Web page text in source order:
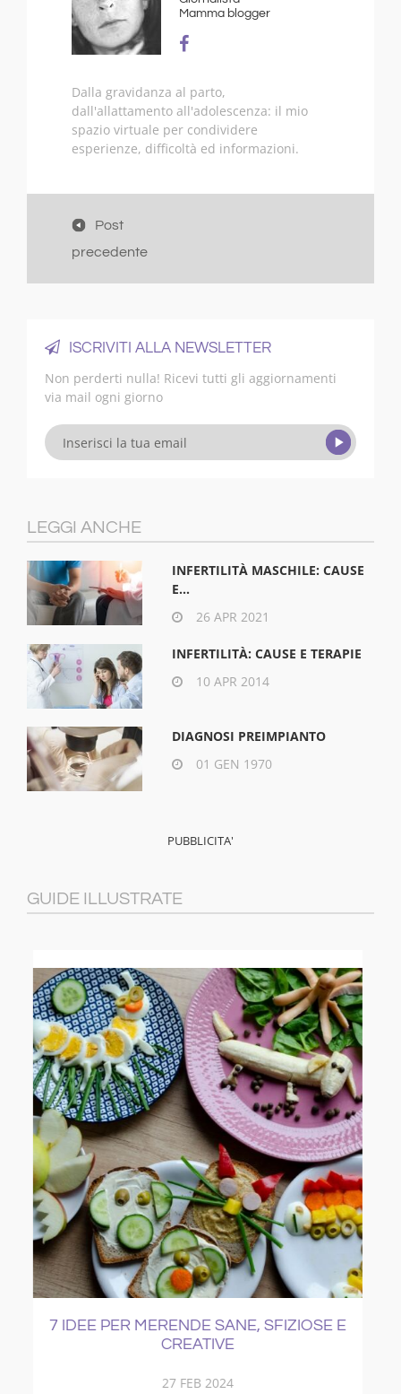
Mamma blogger
Dalla gravidanza al parto,
dall'allattamento all'adolescenza: il mio
spazio virtuale per condividere
esperienze, difficoltà ed informazioni.
Post
precedente
ISCRIVITI ALLA NEWSLETTER
Non perderti nulla! Ricevi tutti gli aggiornamenti
via mail ogni giorno
LEGGI ANCHE
INFERTILITÀ MASCHILE: CAUSE
E...
26 APR 2021
INFERTILITÀ: CAUSE E TERAPIE
10 APR 2014
DIAGNOSI PREIMPIANTO
01 GEN 1970
GUIDE ILLUSTRATE
COME CURARE IL RAFFREDDORE
21 NOV 2017